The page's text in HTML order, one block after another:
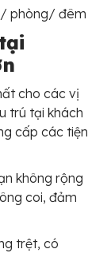
phòng/ đêm
cho các vị
trú tại khách
cấp các tiện
không rộng
coi, đảm
trệt, có